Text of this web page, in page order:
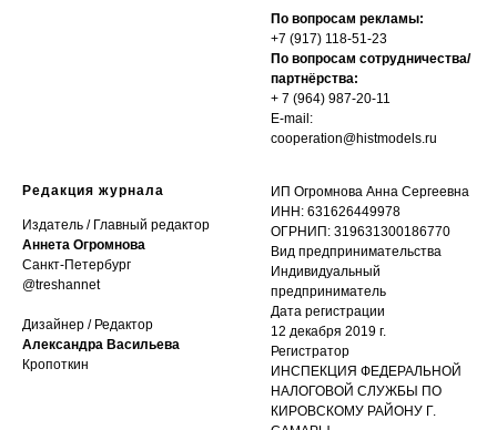
По вопросам рекламы:
+7 (917) 118-51-23
По вопросам сотрудничества/
партнёрства:
+ 7 (964) 987-20-11
E-mail:
cooperation@histmodels.ru
Редакция журнала
Издатель / Главный редактор
Аннета Огромнова
Санкт-Петербург
@treshannet
Дизайнер / Редактор
Александра Васильева
Кропоткин
ИП Огромнова Анна Сергеевна
ИНН: 631626449978
ОГРНИП: 319631300186770
Вид предпринимательства
Индивидуальный
предприниматель
Дата регистрации
12 декабря 2019 г.
Регистратор
ИНСПЕКЦИЯ ФЕДЕРАЛЬНОЙ
НАЛОГОВОЙ СЛУЖБЫ ПО
КИРОВСКОМУ РАЙОНУ Г.